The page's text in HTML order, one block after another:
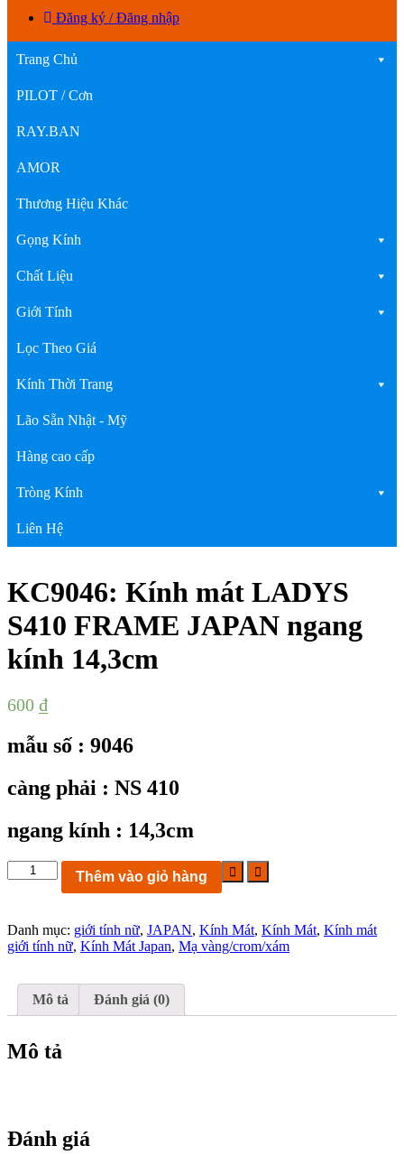
Đăng ký / Đăng nhập
Trang Chủ
PILOT / Cơn
RAY.BAN
AMOR
Thương Hiệu Khác
Gọng Kính
Chất Liệu
Giới Tính
Lọc Theo Giá
Kính Thời Trang
Lão Sẵn Nhật - Mỹ
Hàng cao cấp
Tròng Kính
Liên Hệ
KC9046: Kính mát LADYS
S410 FRAME JAPAN ngang
kính 14,3cm
600 ₫
mẫu số : 9046
càng phải : NS 410
ngang kính : 14,3cm
KC9046:
Kính
S410
FRAME
ngang
14,3cm
lượng
Thêm vào giỏ hàng
Danh mục: giới tính nữ, JAPAN, Kính Mát, Kính Mát, Kính mát
giới tính nữ, Kính Mát Japan, Mạ vàng/crom/xám
Mô tả Đánh giá (0)
Mô tả
Đánh giá